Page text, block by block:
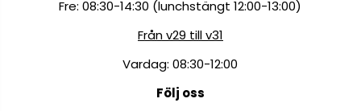
Fre: 08:30-14:30 (lunchstängt 12:00-13:00)
Från v29 till v31
Vardag: 08:30-12:00
Följ oss